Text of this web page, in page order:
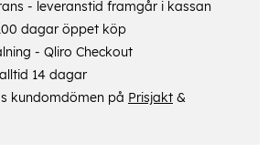
- leveranstid framgår i kassan
dagar öppet köp
- Qliro Checkout
14 dagar
kundomdömen på Prisjakt &